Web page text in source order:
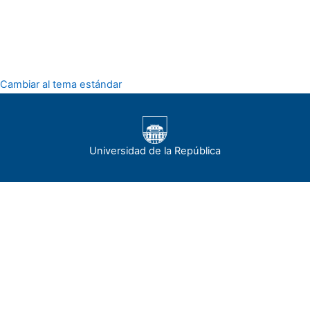
Cambiar al tema estándar
Universidad de la República